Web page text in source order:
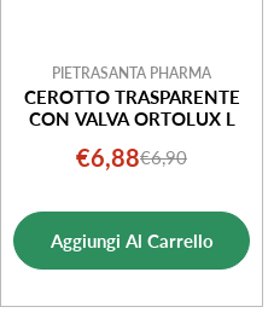
PIETRASANTA PHARMA
CEROTTO TRASPARENTE
CON VALVA ORTOLUX L
Prezzo
vendita
€6,88Prezzo
€6,90
Aggiungi Al Carrello